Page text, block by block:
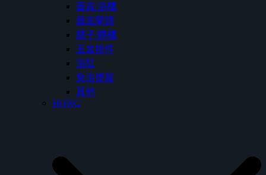
面盆/浴櫃
面盆龍頭
鏡子/鏡櫃
五金掛件
浴缸
免治便座
其他
HONG